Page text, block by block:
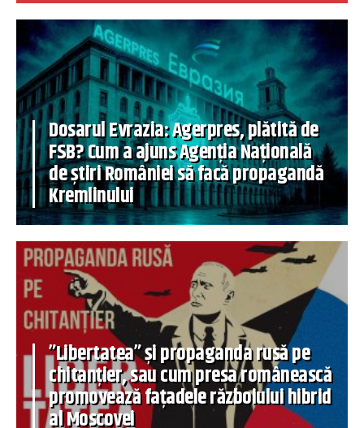
Dosarul Evrazia: Agerpres, plătită de
FSB? Cum a ajuns Agenția Națională
de știri României să facă propagandă
Kremlinului
”Libertatea” și propaganda rusă pe
chitanțier, sau cum presa românească
promovează fațadele războiului hibrid
al Moscovei